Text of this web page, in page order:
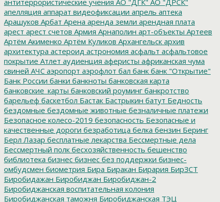
апелляция аппарат видеофиксации апрель аптека
Арашуков Арбат Арена аренда земли арендная плата
арест арест счетов Армия Арнаполин арт-объекты Артеев
Артём Акименко Артём Куликов Архангельск архив
архитектура астероид астрономия асфальт асфальтовое
покрытие Атлет аудиенция аферисты африканская чума
свиней АЧС аэропорт аэрофлот бал банк банк "Открытие"
Банк России банки банкноты банковская карта
банковские_карты банковский роуминг банкротство
барельеф баскетбол Бастак Бастрыкин батут Бедность
бездомные бездомные животные безналичные платежи
Безопасное колесо-2019 безопасность Безопасные и
качественные дороги безработица белка бензин Беринг
Берл Лазар бесплатные лекарства Бессмертные дела
Бессмертный полк бесхозяйственность бешенство
библиотека бизнес бизнес без поддержки бизнес-
омбудсмен биометрия Бира Биракан Бирария БирЗСТ
Биробидажан Биробиджан Биробиджан-2
Биробиджанская воспитательная колония
Биробиджанская таможня Биробиджанская ТЭЦ